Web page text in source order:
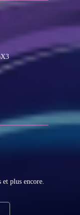
et plus encore.